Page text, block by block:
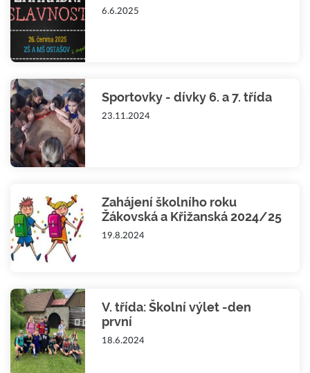
6.6.2025
Sportovky - dívky 6. a 7. třída
23.11.2024
Zahájení školního roku
Žákovská a Křižanská 2024/25
19.8.2024
V. třída: Školní výlet -den
první
18.6.2024